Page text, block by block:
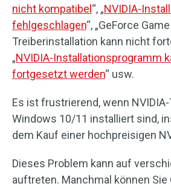
nicht kompatibel “, „NVIDIA-
fehlgeschlagen“, „GeForce
Treiberinstallation kann nicht
„NVIDIA-Installationsprogramm
fortgesetzt werden“ usw.
Es ist frustrierend, wenn
Windows 10/11 installiert sind,
dem Kauf einer hochpreisigen
Dieses Problem kann auf
auftreten. Manchmal können Sie